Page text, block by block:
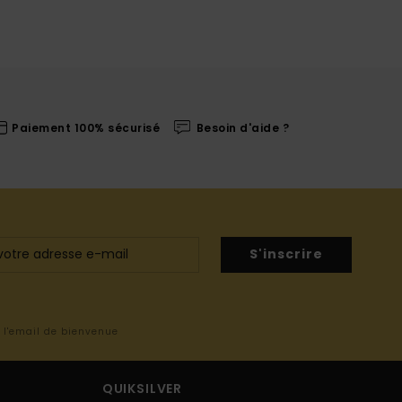
Paiement 100% sécurisé Besoin d'aide ?
S'inscrire
de bienvenue
QUIKSILVER